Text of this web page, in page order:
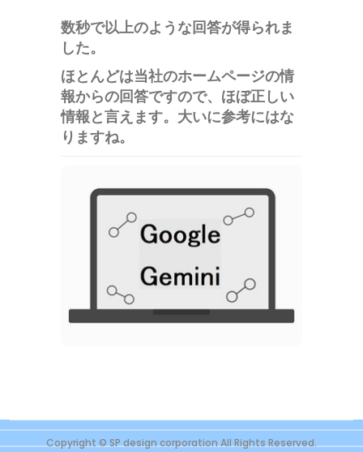
数秒で以上のような回答が得られま
した。
ほとんどは当社のホームページの情
報からの回答ですので、ほぼ正しい
情報と言えます。大いに参考にはな
りますね。
Copyright © SP design corporation All Rights Reserved.